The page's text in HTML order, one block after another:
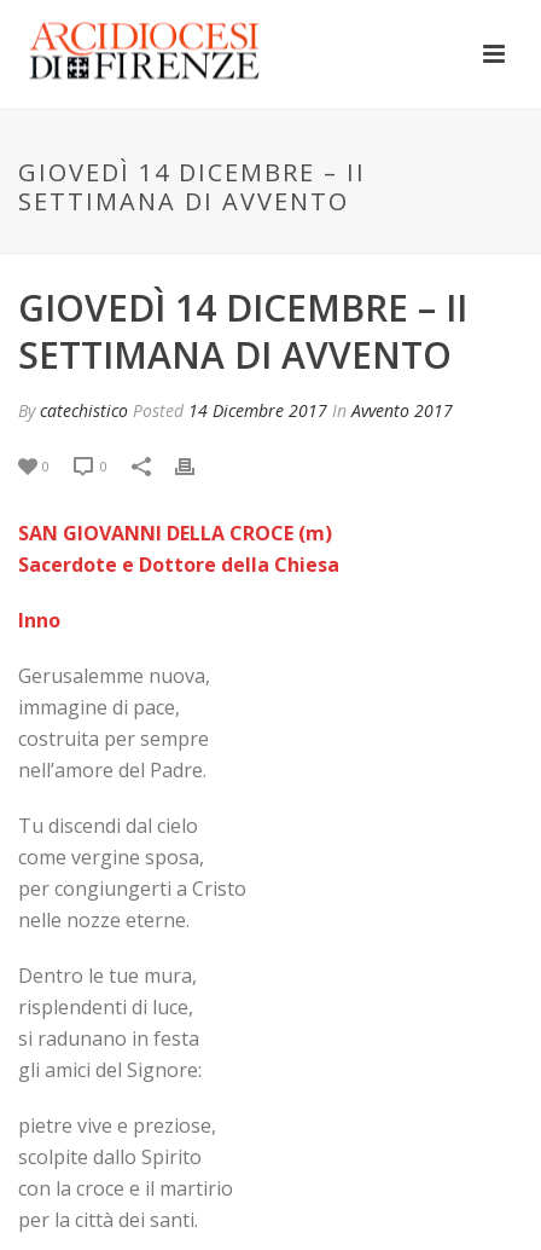
GIOVEDÌ 14 DICEMBRE – II
SETTIMANA DI AVVENTO
GIOVEDÌ 14 DICEMBRE – II
SETTIMANA DI AVVENTO
Bycatechistico Posted 14 Dicembre 2017 InAvvento 2017
0 0
SAN GIOVANNI DELLA CROCE (m)
Sacerdote e Dottore della Chiesa
Inno
Gerusalemme nuova,
immagine di pace,
costruita per sempre
nell’amore del Padre.
Tu discendi dal cielo
come vergine sposa,
per congiungerti a Cristo
nelle nozze eterne.
Dentro le tue mura,
risplendenti di luce,
si radunano in festa
gli amici del Signore:
pietre vive e preziose,
scolpite dallo Spirito
con la croce e il martirio
per la città dei santi.